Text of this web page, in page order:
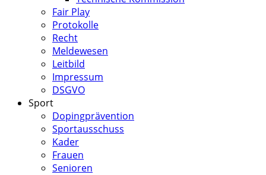
Fair Play
Protokolle
Recht
Meldewesen
Leitbild
Impressum
DSGVO
Sport
Dopingprävention
Sportausschuss
Kader
Frauen
Senioren